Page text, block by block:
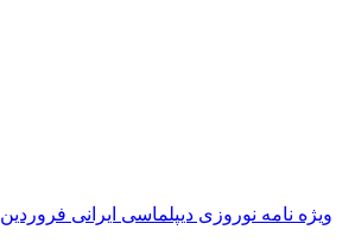
ویژه نامه نوروزی دیپلماسی ایرانی فروردین ۱۳۹۰